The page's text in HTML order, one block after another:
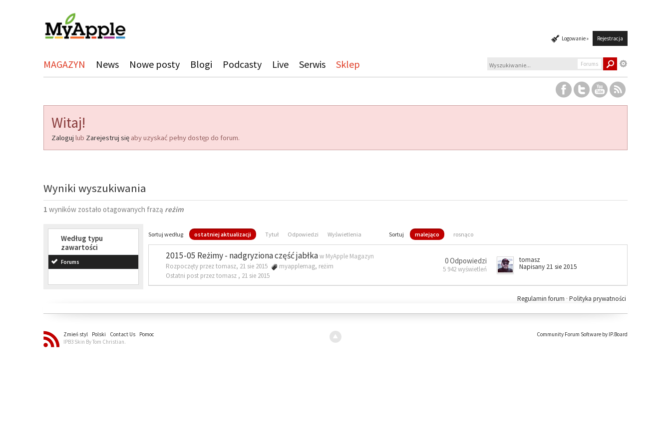
Logowanie » Rejestracja
MAGAZYN News Nowe posty Blogi Podcasty Live Serwis Sklep Forums
Witaj!
Zaloguj lub Zarejestruj się aby uzyskać pełny dostęp do forum.
Wyniki wyszukiwania
1 wyników zostało otagowanych frazą reżim
Według typu
zawartości
Forums
Sortuj według ostatniej aktualizacji Tytuł Odpowiedzi Wyświetlenia Sortuj malejąco rosnąco
2015-05 Reżimy - nadgryziona część jabłkaw MyApple Magazyn
Rozpoczęty przez tomasz, 21 sie 2015
myapplemag, reżim
Ostatni post przez tomasz , 21 sie 2015
0 Odpowiedzi
5 942 wyświetleń
tomasz
Napisany 21 sie 2015
Polityka prywatności
Regulamin forum ·
Zmień styl Polski Contact Us
Pomoc
IPB3 Skin By Tom Christian.
Community Forum Software by IP.Board